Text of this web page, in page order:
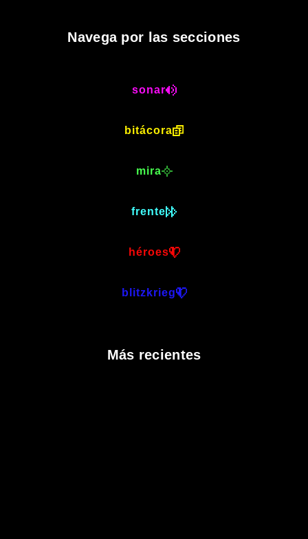
Navega por las secciones
sonar
bitácora
mira
frente
héroes
blitzkrieg
Más recientes